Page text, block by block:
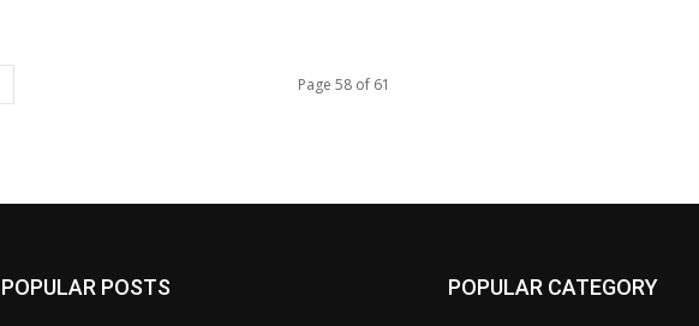
Page 58 of 61
POPULAR POSTS POPULAR CATEGORY